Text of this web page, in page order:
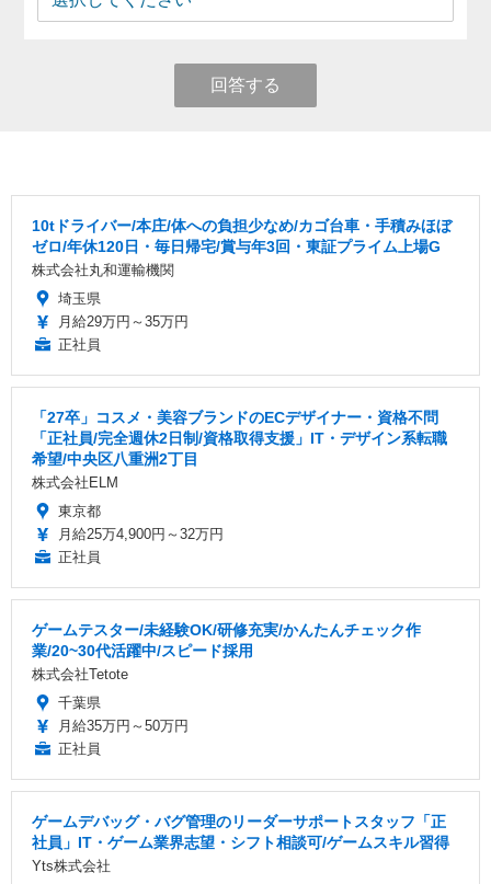
回答する
10tドライバー/本庄/体への負担少なめ/カゴ台車・手積みほぼ
ゼロ/年休120日・毎日帰宅/賞与年3回・東証プライム上場G
株式会社丸和運輸機関
埼玉県
月給29万円～35万円
正社員
「27卒」コスメ・美容ブランドのECデザイナー・資格不問
「正社員/完全週休2日制/資格取得支援」IT・デザイン系転職
希望/中央区八重洲2丁目
株式会社ELM
東京都
月給25万4,900円～32万円
正社員
ゲームテスター/未経験OK/研修充実/かんたんチェック作
業/20~30代活躍中/スピード採用
株式会社Tetote
千葉県
月給35万円～50万円
正社員
ゲームデバッグ・バグ管理のリーダーサポートスタッフ「正
社員」IT・ゲーム業界志望・シフト相談可/ゲームスキル習得
Yts株式会社